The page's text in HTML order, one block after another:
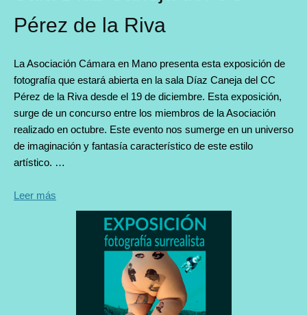
Pérez de la Riva
La Asociación Cámara en Mano presenta esta exposición de
fotografía que estará abierta en la sala Díaz Caneja del CC
Pérez de la Riva desde el 19 de diciembre. Esta exposición,
surge de un concurso entre los miembros de la Asociación
realizado en octubre. Este evento nos sumerge en un universo
de imaginación y fantasía característico de este estilo
artístico. …
Leer más